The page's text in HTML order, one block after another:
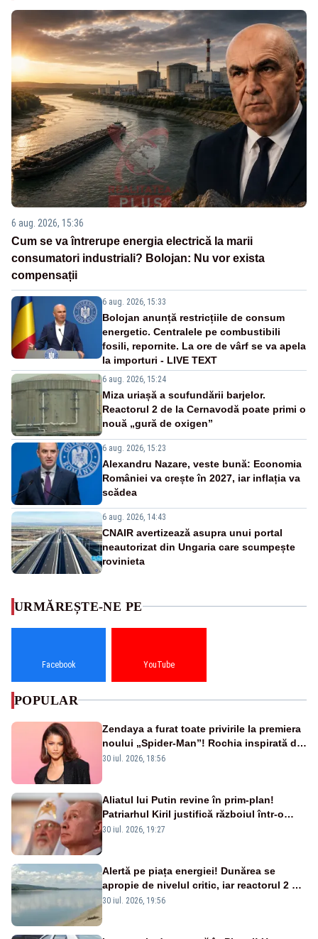
6 aug. 2026, 15:36
Cum se va întrerupe energia electrică la marii
consumatori industriali? Bolojan: Nu vor exista
compensații
6 aug. 2026, 15:33
Bolojan anunță restricțiile de consum
energetic. Centralele pe combustibili
fosili, repornite. La ore de vârf se va apela
la importuri - LIVE TEXT
6 aug. 2026, 15:24
Miza uriașă a scufundării barjelor.
Reactorul 2 de la Cernavodă poate primi o
nouă „gură de oxigen”
6 aug. 2026, 15:23
Alexandru Nazare, veste bună: Economia
României va crește în 2027, iar inflația va
scădea
6 aug. 2026, 14:43
CNAIR avertizează asupra unui portal
neautorizat din Ungaria care scumpește
rovinieta
URMĂREȘTE-NE PE
Facebook YouTube
POPULAR
Zendaya a furat toate privirile la premiera
noului „Spider-Man”! Rochia inspirată de
pânza de păianjen a făcut senzație
30 iul. 2026, 18:56
Aliatul lui Putin revine în prim-plan!
Patriarhul Kiril justifică războiul într-o
nouă carte
30 iul. 2026, 19:27
Alertă pe piața energiei! Dunărea se
apropie de nivelul critic, iar reactorul 2 de
la Cernavodă ar putea fi oprit
30 iul. 2026, 19:56